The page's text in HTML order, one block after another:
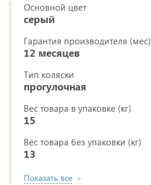
Основной цвет
серый
Гарантия производителя (мес)
12 месяцев
Тип коляски
прогулочная
Вес товара в упаковке (кг)
15
Вес товара без упаковки (кг)
13
Показать все